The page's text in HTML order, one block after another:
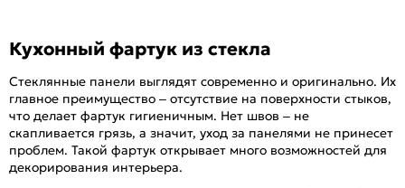
Кухонный фартук из стекла
Стеклянные панели выглядят современно и оригинально. Их
главное преимущество – отсутствие на поверхности стыков,
что делает фартук гигиеничным. Нет швов – не
скапливается грязь, а значит, уход за панелями не принесет
проблем. Такой фартук открывает много возможностей для
декорирования интерьера.